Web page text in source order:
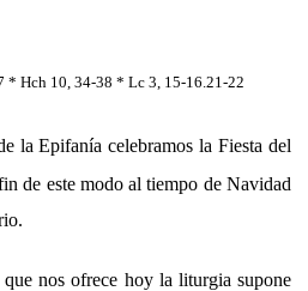
* Hch 10, 34-38 * Lc 3, 15-16.21-22
la Epifanía celebramos la Fiesta del
de este modo al tiempo de Navidad
ofrece hoy la liturgia supone